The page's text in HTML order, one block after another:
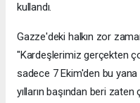
kullandı.
Gazze'deki halkın zor
"Kardeşlerimiz gerçekten
sadece 7 Ekim'den bu yana
yılların başından beri